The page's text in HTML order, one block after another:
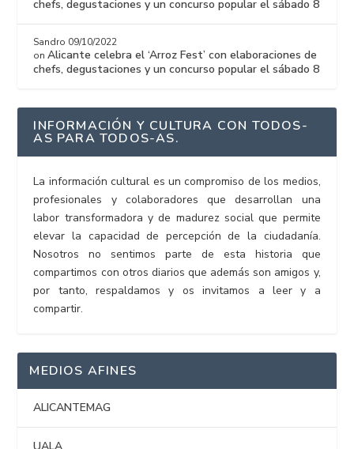
chefs, degustaciones y un concurso popular el sábado 8
Sandro 09/10/2022
onAlicante celebra el ‘Arroz Fest’ con elaboraciones de
chefs, degustaciones y un concurso popular el sábado 8
INFORMACIÓN Y CULTURA CON TODOS-
AS PARA TODOS-AS.
La información cultural es un compromiso de los medios,
profesionales y colaboradores que desarrollan una
labor transformadora y de madurez social que permite
elevar la capacidad de percepción de la ciudadanía.
Nosotros no sentimos parte de esta historia que
compartimos con otros diarios que además son amigos y,
por tanto, respaldamos y os invitamos a leer y a
compartir.
MEDIOS AFINES
ALICANTEMAG